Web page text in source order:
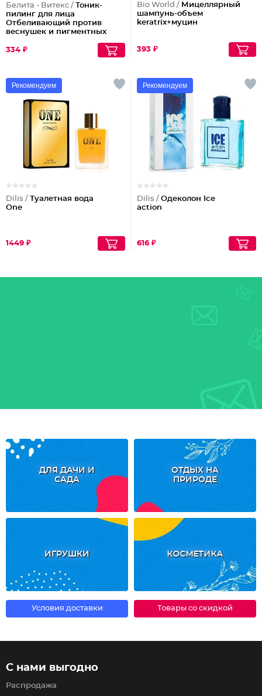
Белита - Витекс / Тоник-
пилинг для лица
Отбеливающий против
веснушек и пигментных
334 ₽
Bio World / Мицеллярный
шампунь-объем
keratrix+муцин
393 ₽
Рекомендуем
Dilis / Туалетная вода
One
1449 ₽
Рекомендуем
Dilis / Одеколон Ice
action
616 ₽
ДЛЯ ДАЧИ И
САДА
ОТДЫХ НА
ПРИРОДЕ
ИГРУШКИ КОСМЕТИКА
Условия доставки Товары со скидкой
С нами выгодно
Распродажа